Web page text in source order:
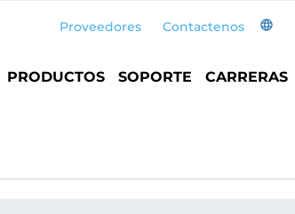
Proveedores Contactenos language
PRODUCTOS SOPORTE CARRERAS